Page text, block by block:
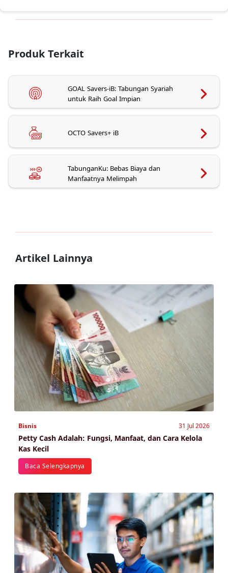
Produk Terkait
GOAL Savers-iB: Tabungan Syariah
untuk Raih Goal Impian
OCTO Savers+ iB
TabunganKu: Bebas Biaya dan
Manfaatnya Melimpah
Artikel Lainnya
Bisnis 31 Jul 2026
Petty Cash Adalah: Fungsi, Manfaat, dan Cara Kelola
Kas Kecil
Baca Selengkapnya